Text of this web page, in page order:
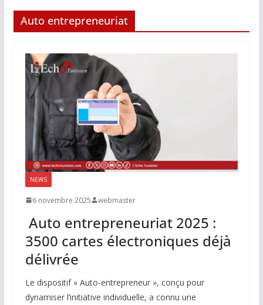
Auto entrepreneuriat
NEWS
6 novembre 2025 webmaster
Auto entrepreneuriat 2025 :
3500 cartes électroniques déjà
délivrée
Le dispositif « Auto-entrepreneur », conçu pour
dynamiser l’initiative individuelle, a connu une